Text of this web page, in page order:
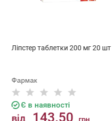
Ліпстер таблетки 200 мг 20 шт
Фармак
Є в наявності
від 143.50